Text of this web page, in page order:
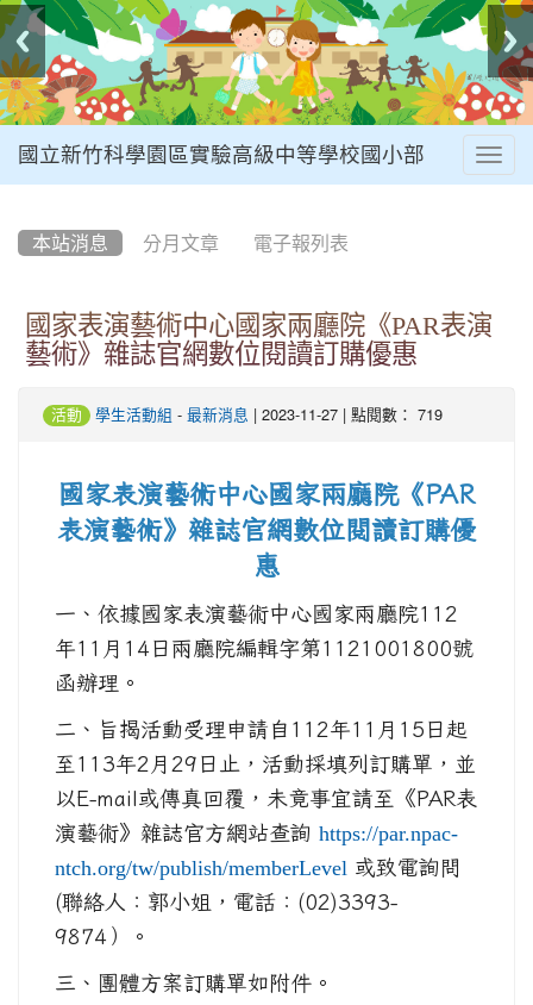
國立新竹科學園區實驗高級中等學校國小部
本站消息 分月文章 電子報列表
國家表演藝術中心國家兩廳院《PAR表演
藝術》雜誌官網數位閱讀訂購優惠
活動 學生活動組 - 最新消息 | 2023-11-27 | 點閱數： 719
國家表演藝術中心國家兩廳院《PAR
表演藝術》雜誌官網數位閱讀訂購優
惠
一、依據國家表演藝術中心國家兩廳院112
年11月14日兩廳院編輯字第1121001800號
函辦理。
二、旨揭活動受理申請自112年11月15日起
至113年2月29日止，活動採填列訂購單，並
以E-mail或傳真回覆，未竟事宜請至《PAR表
演藝術》雜誌官方網站查詢 https://par.npac-
ntch.org/tw/publish/memberLevel 或致電詢問
(聯絡人：郭小姐，電話：(02)3393-
9874）。
三、團體方案訂購單如附件。